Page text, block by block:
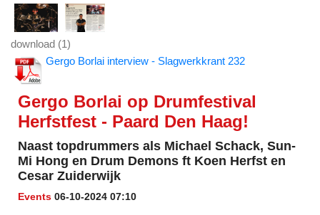
download (1)
Gergo Borlai interview - Slagwerkkrant 232
Gergo Borlai op Drumfestival
Herfstfest - Paard Den Haag!
Naast topdrummers als Michael Schack, Sun-
Mi Hong en Drum Demons ft Koen Herfst en
Cesar Zuiderwijk
Events 06-10-2024 07:10